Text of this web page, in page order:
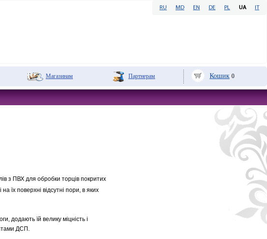
RU MD EN DE PL UA IT
Мaгазинам Партнерам Кошик 0
з ПВХ для обробки торців покритих
на їх поверхні відсутні пори, в яких
додають їй велику міцність і
ДСП.